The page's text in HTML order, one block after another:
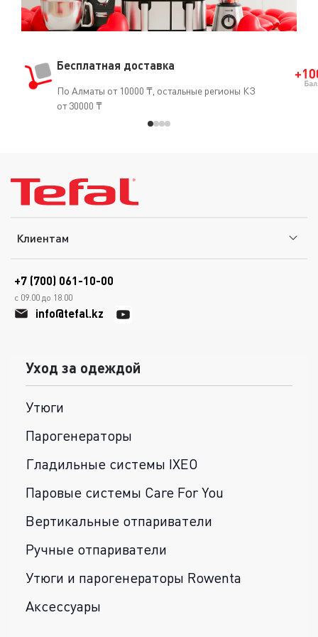
Бесплатная доставка
По Алматы от 10000 ₸, остальные регионы КЗ
от 30000 ₸
Клиентам
+7 (700) 061-10-00
с 09.00 до 18.00
info@tefal.kz
Уход за одеждой
Утюги
Парогенераторы
Гладильные системы IXEO
Паровые системы Care For You
Вертикальные отпариватели
Ручные отпариватели
Утюги и парогенераторы Rowenta
Аксессуары